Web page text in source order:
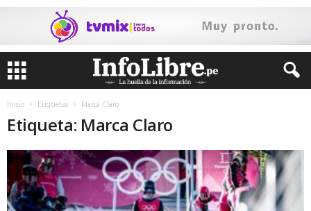
Inicio Etiquetas Marca Claro
Etiqueta: Marca Claro